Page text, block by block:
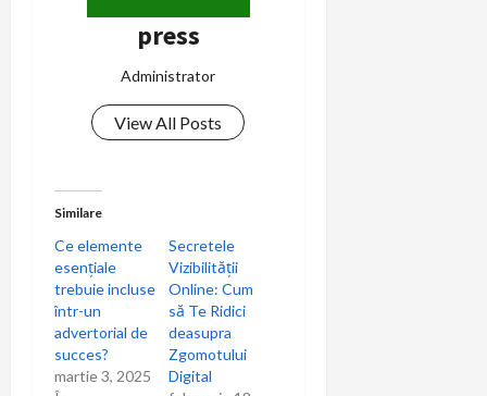
press
Administrator
View All Posts
Similare
Ce elemente
esențiale
trebuie incluse
într-un
advertorial de
succes?
martie 3, 2025
Secretele
Vizibilității
Online: Cum
să Te Ridici
deasupra
Zgomotului
Digital